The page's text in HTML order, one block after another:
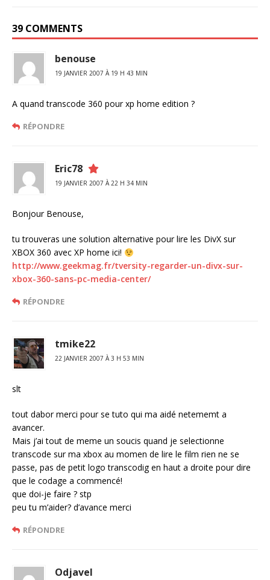
39 COMMENTS
benouse
19 JANVIER 2007 À 19 H 43 MIN
A quand transcode 360 pour xp home edition ?
RÉPONDRE
Eric78
19 JANVIER 2007 À 22 H 34 MIN
Bonjour Benouse,
tu trouveras une solution alternative pour lire les DivX sur
XBOX 360 avec XP home ici!
http://www.geekmag.fr/tversity-regarder-un-divx-sur-
xbox-360-sans-pc-media-center/
RÉPONDRE
tmike22
22 JANVIER 2007 À 3 H 53 MIN
slt
tout dabor merci pour se tuto qui ma aidé netememt a
avancer.
Mais j’ai tout de meme un soucis quand je selectionne
transcode sur ma xbox au momen de lire le film rien ne se
passe, pas de petit logo transcodig en haut a droite pour dire
que le codage a commencé!
que doi-je faire ? stp
peu tu m’aider? d’avance merci
RÉPONDRE
Odjavel